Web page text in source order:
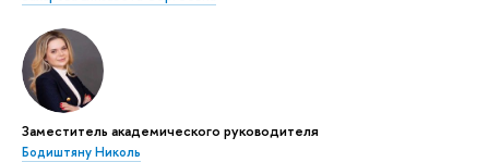
Заместитель академического руководителя
Бодиштяну Николь